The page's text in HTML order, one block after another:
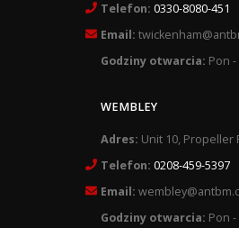
Telefon: 0330-8080-451
Email:
Godziny otwarcia: Pon -
WEMBLEY
Adres: Unit 10, Propeller
Telefon: 0208-459-5397
Email:
Godziny otwarcia: Pon -